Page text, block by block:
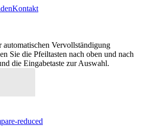
Kontakt
automatischen Vervollständigung
Sie die Pfeiltasten nach oben und nach
die Eingabetaste zur Auswahl.